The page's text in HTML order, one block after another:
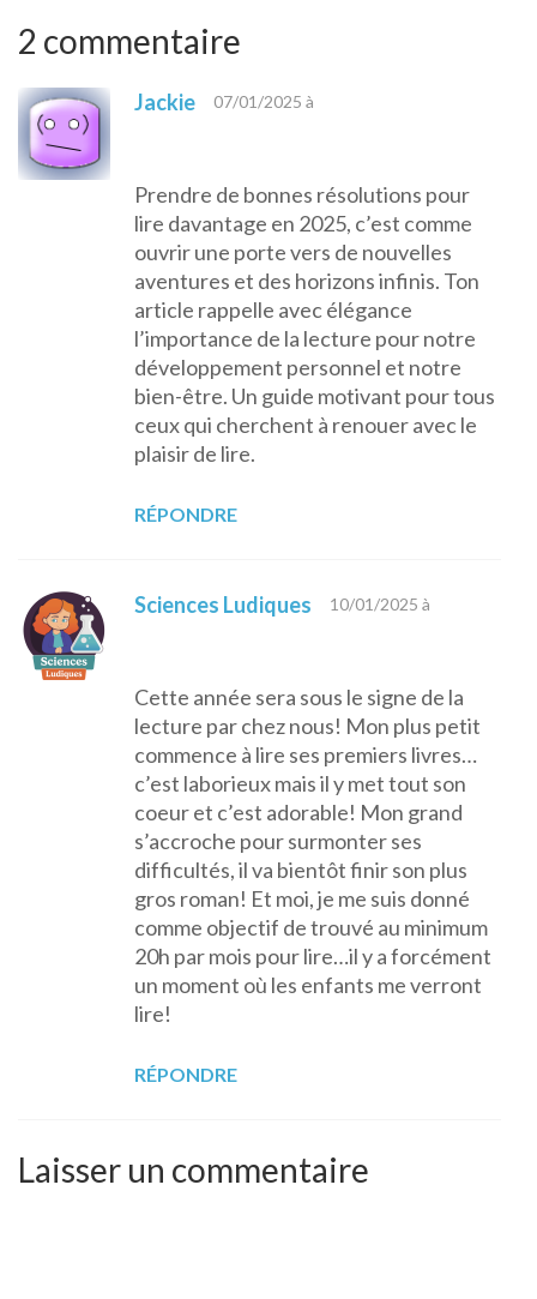
2 commentaire
Jackie 07/01/2025 à
Prendre de bonnes résolutions pour
lire davantage en 2025, c’est comme
ouvrir une porte vers de nouvelles
aventures et des horizons infinis. Ton
article rappelle avec élégance
l’importance de la lecture pour notre
développement personnel et notre
bien-être. Un guide motivant pour tous
ceux qui cherchent à renouer avec le
plaisir de lire.
RÉPONDRE
Sciences Ludiques 10/01/2025 à
Cette année sera sous le signe de la
lecture par chez nous! Mon plus petit
commence à lire ses premiers livres…
c’est laborieux mais il y met tout son
coeur et c’est adorable! Mon grand
s’accroche pour surmonter ses
difficultés, il va bientôt finir son plus
gros roman! Et moi, je me suis donné
comme objectif de trouvé au minimum
20h par mois pour lire…il y a forcément
un moment où les enfants me verront
lire!
RÉPONDRE
Laisser un commentaire